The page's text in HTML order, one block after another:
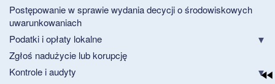
Postępowanie w sprawie wydania decycji o środowiskowych
uwarunkowaniach
Podatki i opłaty lokalne
Zgłoś nadużycie lub korupcję
Kontrole i audyty